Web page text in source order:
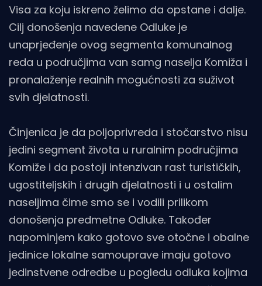
Visa za koju iskreno želimo da opstane i dalje.
Cilj donošenja navedene Odluke je
unaprjeđenje ovog segmenta komunalnog
reda u područjima van samg naselja Komiža i
pronalaženje realnih mogućnosti za suživot
svih djelatnosti.
Činjenica je da poljoprivreda i stočarstvo nisu
jedini segment života u ruralnim područjima
Komiže i da postoji intenzivan rast turističkih,
ugostiteljskih i drugih djelatnosti i u ostalim
naseljima čime smo se i vodili prilikom
donošenja predmetne Odluke. Također
napominjem kako gotovo sve otočne i obalne
jedinice lokalne samouprave imaju gotovo
jedinstvene odredbe u pogledu odluka kojima